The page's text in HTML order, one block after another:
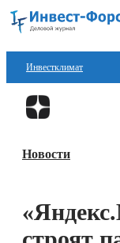
Инвестклимат
Финансы
Блокчейн
Технологии
Новости